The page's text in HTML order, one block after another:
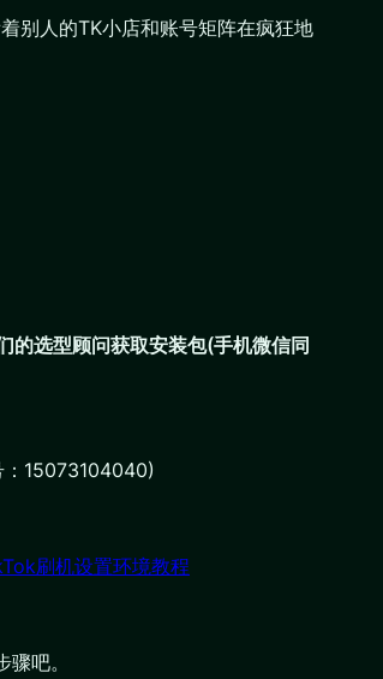
别人的TK小店和账号矩阵在疯狂地
的选型顾问获取安装包(手机微信同
：15073104040)
刷机设置环境教程
吧。